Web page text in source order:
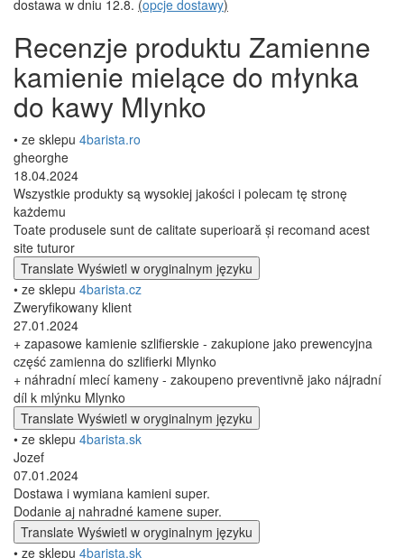
dostawa w dniu 12.8. (opcje dostawy)
Recenzje produktu Zamienne
kamienie mielące do młynka
do kawy Mlynko
• ze sklepu 4barista.ro
gheorghe
18.04.2024
Wszystkie produkty są wysokiej jakości i polecam tę stronę
każdemu
Toate produsele sunt de calitate superioară și recomand acest
site tuturor
Translate Wyświetl w oryginalnym języku
• ze sklepu 4barista.cz
Zweryfikowany klient
27.01.2024
+ zapasowe kamienie szlifierskie - zakupione jako prewencyjna
część zamienna do szlifierki Mlynko
+ náhradní mlecí kameny - zakoupeno preventivně jako nájradní
díl k mlýnku Mlynko
Translate Wyświetl w oryginalnym języku
• ze sklepu 4barista.sk
Jozef
07.01.2024
Dostawa i wymiana kamieni super.
Dodanie aj nahradné kamene super.
Translate Wyświetl w oryginalnym języku
• ze sklepu 4barista.sk